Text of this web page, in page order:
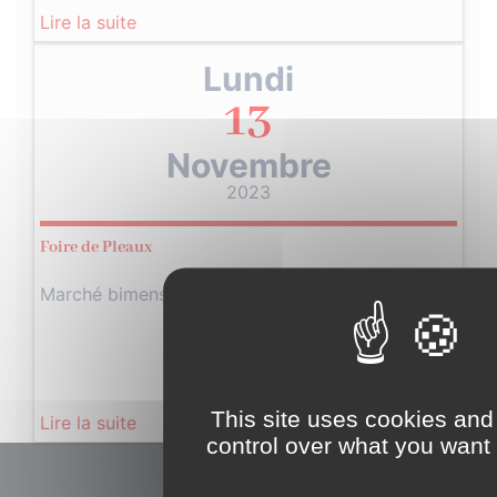
Lire la suite
Lundi
13
Novembre
2023
Foire de Pleaux
Marché bimensuel
Lire la suite
This site uses cookies
control over what you